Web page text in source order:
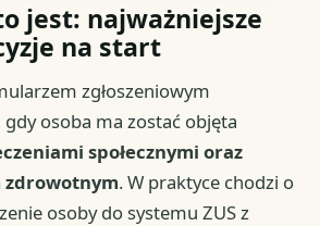
jest: najważniejsze
na start
zgłoszeniowym
osoba ma zostać objęta
społecznymi oraz
zdrowotnym. W praktyce chodzi o
osoby do systemu ZUS z